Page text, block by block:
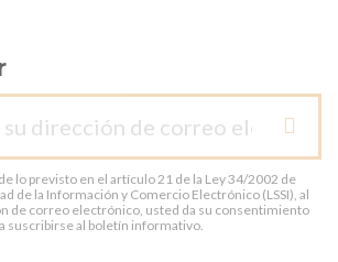
lo previsto en el artículo 21 de la Ley 34/2002 de
de la Información y Comercio Electrónico (LSSI), al
de correo electrónico, usted da su consentimiento
suscribirse al boletín informativo.